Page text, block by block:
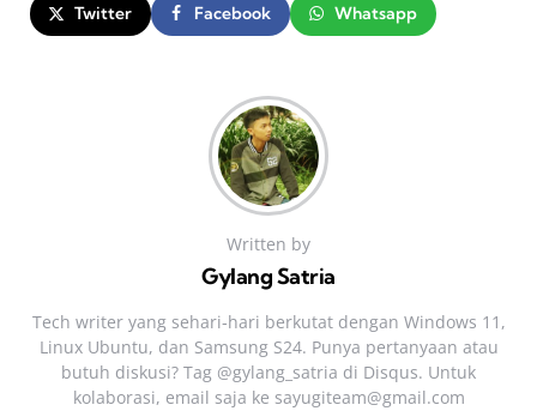
Twitter Facebook Whatsapp
Written by
Gylang Satria
Tech writer yang sehari‑hari berkutat dengan Windows 11,
Linux Ubuntu, dan Samsung S24. Punya pertanyaan atau
butuh diskusi? Tag @gylang_satria di Disqus. Untuk
kolaborasi, email saja ke sayugiteam@gmail.com